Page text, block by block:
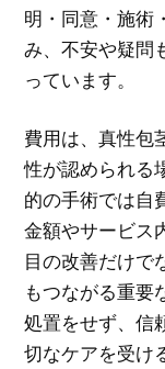
明・同意・施術
み、不安や疑問
っています。
費用は、真性包
性が認められる
的の手術では自
金額やサービス
目の改善だけで
もつながる重要
処置をせず、信
切なケアを受け